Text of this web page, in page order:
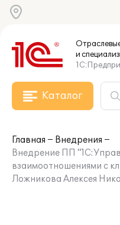
и
Каталог
Главная
Внедрения
Внедрение ПП
взаимоотношениями с
Ложникова Алексея